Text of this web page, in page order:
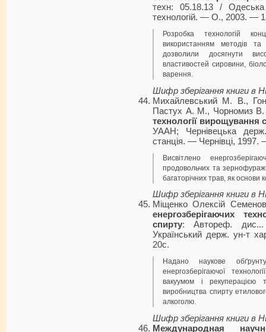
техн: 05.18.13 / Одеська
технологій. — О., 2003. —
Розробка технологій
використанням методів
дозволили досягнути
властивостей сировини,
варення.
Шифр зберігання книги в
Михайлевський М. В.,
Пастух А. М., Чорномиз
технології вирощування
УААН; Чернівецька держ.
станція. — Чернівці, 1997.
Висвітлено
продовольчих та
багаторічних трав, як основи
Шифр зберігання книги в
Міщенко Олексій
енергозберігаючих
спирту: Автореф.
Український держ. ун-т
20с.
Надано наукове
енергозберігаючої
вакуумом і рекуперацією
виробництва спирту
алкоголю.
Шифр зберігання книги в
Международная